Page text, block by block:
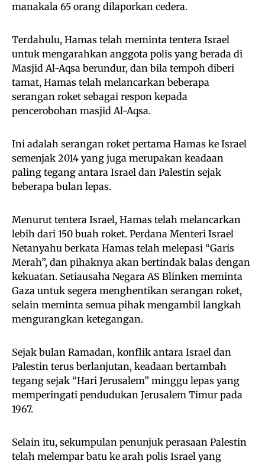
manakala 65 orang dilaporkan cedera.
Terdahulu, Hamas telah meminta tentera Israel
untuk mengarahkan anggota polis yang berada di
Masjid Al-Aqsa berundur, dan bila tempoh diberi
tamat, Hamas telah melancarkan beberapa
serangan roket sebagai respon kepada
pencerobohan masjid Al-Aqsa.
Ini adalah serangan roket pertama Hamas ke Israel
semenjak 2014 yang juga merupakan keadaan
paling tegang antara Israel dan Palestin sejak
beberapa bulan lepas.
Menurut tentera Israel, Hamas telah melancarkan
lebih dari 150 buah roket. Perdana Menteri Israel
Netanyahu berkata Hamas telah melepasi “Garis
Merah”, dan pihaknya akan bertindak balas dengan
kekuatan. Setiausaha Negara AS Blinken meminta
Gaza untuk segera menghentikan serangan roket,
selain meminta semua pihak mengambil langkah
mengurangkan ketegangan.
Sejak bulan Ramadan, konflik antara Israel dan
Palestin terus berlanjutan, keadaan bertambah
tegang sejak “Hari Jerusalem” minggu lepas yang
memperingati pendudukan Jerusalem Timur pada
1967.
Selain itu, sekumpulan penunjuk perasaan Palestin
telah melempar batu ke arah polis Israel yang